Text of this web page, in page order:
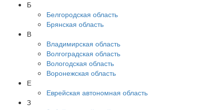
Б
Белгородская область
Брянская область
В
Владимирская область
Волгоградская область
Вологодская область
Воронежская область
Е
Еврейская автономная область
З